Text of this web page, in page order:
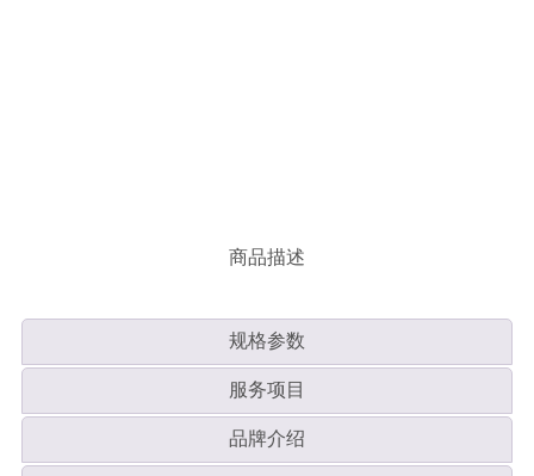
商品描述
规格参数
服务项目
品牌介绍